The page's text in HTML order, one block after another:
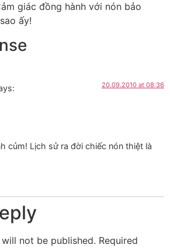
giác đồng hành với nón bảo
ấy!
20.09.2010 at 08:36
củm! Lịch sử ra đời chiếc nón thiệt là
not be published. Required